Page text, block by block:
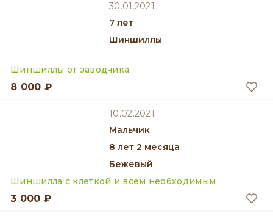
30.01.2021
7 лет
Шиншиллы
Шиншиллы от заводчика
8 000 ₽
10.02.2021
мальчик
8 лет 2 месяца
Бежевый
Шиншилла с клеткой и всем необходимым
3 000 ₽